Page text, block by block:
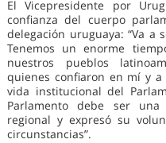
El Vicepresidente por
confianza del cuerpo
delegación uruguaya: “Va
Tenemos un enorme
nuestros pueblos
quienes confiaron en mí y
vida institucional del
Parlamento debe ser una
regional y expresó su
circunstancias”.